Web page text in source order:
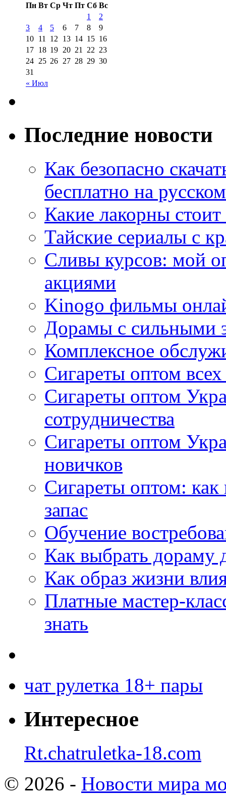
Пн Вт Ср Чт Пт Сб Вс
« Июл
1
2
3
4 5 6 7 8
9
10 11 12 13 14 15 16
17 18 19 20 21 22 23
24 25 26 27 28 29 30
31
Последние новости
Как безопасно
бесплатно на
Какие лакорны
Тайские сериалы с
Сливы курсов: мой
акциями
Kinogo фильмы
Дорамы с сильными
Комплексное
Сигареты оптом
Сигареты оптом
сотрудничества
Сигареты оптом
новичков
Сигареты оптом:
запас
Обучение
Как выбрать дораму
Как образ жизни
Платные мастер-
знать
чат рулетка 18+ пары
Интересное
Rt.chatruletka-18.com
© 2026 - Новости мира